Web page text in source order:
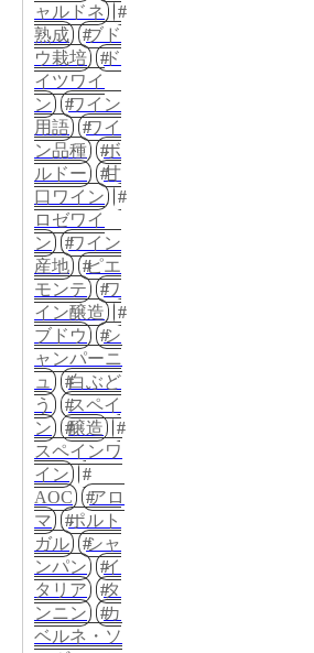
ャルドネ
熟成
ブド
ウ栽培
ド
イツワイ
ン
ワイン
用語
ワイ
ン品種
ボ
ルドー
甘
口ワイン
ロゼワイ
ン
ワイン
産地
ピエ
モンテ
ワ
イン醸造
ブドウ
シ
ャンパーニ
ュ
白ぶど
う
スペイ
ン
醸造
スペインワ
イン
AOC
アロ
マ
ポルト
ガル
シャ
ンパン
イ
タリア
タ
ンニン
カ
ベルネ・ソ